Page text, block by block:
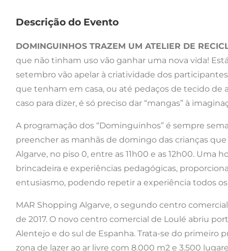
Descrição do Evento
DOMINGUINHOS TRAZEM UM ATELIER DE
que não tinham uso vão ganhar uma nova vida!
setembro vão apelar à criatividade dos
que tenham em casa, ou até pedaços de tecido
caso para dizer, é só preciso dar “mangas” à
A programação dos “Dominguinhos” é sempre
preencher as manhãs de domingo das crianças
Algarve, no piso 0, entre as 11h00 e as 12h00. Uma
brincadeira e experiências pedagógicas,
entusiasmo, podendo repetir a experiência todos
MAR Shopping Algarve, o segundo centro
de 2017. O novo centro comercial de Loulé abriu
Alentejo e do sul de Espanha. Trata-se do primeiro
zona de lazer ao ar livre com 8.000 m2 e 3.500